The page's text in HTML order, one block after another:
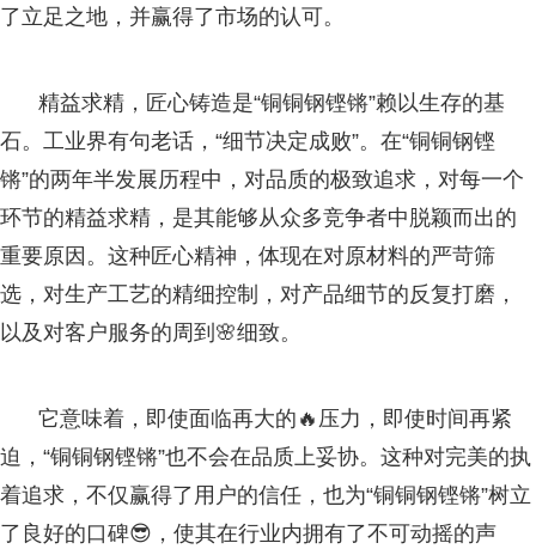
了立足之地，并赢得了市场的认可。
精益求精，匠心铸造是“铜铜钢铿锵”赖以生存的基
石。工业界有句老话，“细节决定成败”。在“铜铜钢铿
锵”的两年半发展历程中，对品质的极致追求，对每一个
环节的精益求精，是其能够从众多竞争者中脱颖而出的
重要原因。这种匠心精神，体现在对原材料的严苛筛
选，对生产工艺的精细控制，对产品细节的反复打磨，
以及对客户服务的周到🌸细致。
它意味着，即使面临再大的🔥压力，即使时间再紧
迫，“铜铜钢铿锵”也不会在品质上妥协。这种对完美的执
着追求，不仅赢得了用户的信任，也为“铜铜钢铿锵”树立
了良好的口碑😎，使其在行业内拥有了不可动摇的声